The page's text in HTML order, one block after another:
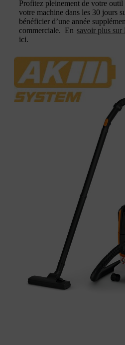
Profitez pleinement de votre
votre machine dans les 30 jours
bénéficier d’une année
commerciale. En savoir plus sur
ici.